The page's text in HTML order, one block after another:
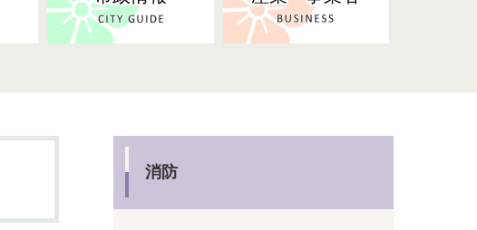
水道 道路・交通・公園・都市計画
手当／ひとり
ュニティスク
護 戦傷・戦没者
事業 選挙
発等 商工業
消防